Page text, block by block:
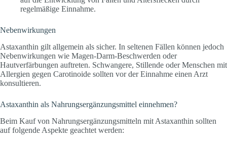
regelmäßige Einnahme.
Nebenwirkungen
Astaxanthin gilt allgemein als sicher. In seltenen Fällen können jedoch
Nebenwirkungen wie Magen-Darm-Beschwerden oder
Hautverfärbungen auftreten. Schwangere, Stillende oder Menschen mit
Allergien gegen Carotinoide sollten vor der Einnahme einen Arzt
konsultieren.
Astaxanthin als Nahrungsergänzungsmittel einnehmen?
Beim Kauf von Nahrungsergänzungsmitteln mit Astaxanthin sollten
auf folgende Aspekte geachtet werden: